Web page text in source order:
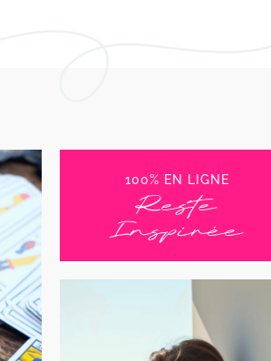
100% EN LIGNE
Reste
Inspirée